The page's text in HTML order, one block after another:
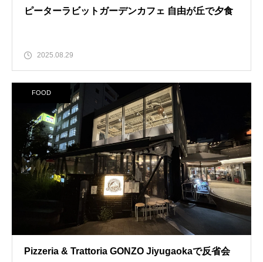
ピーターラビットガーデンカフェ 自由が丘で夕食
2025.08.29
FOOD
Pizzeria & Trattoria GONZO Jiyugaokaで反省会